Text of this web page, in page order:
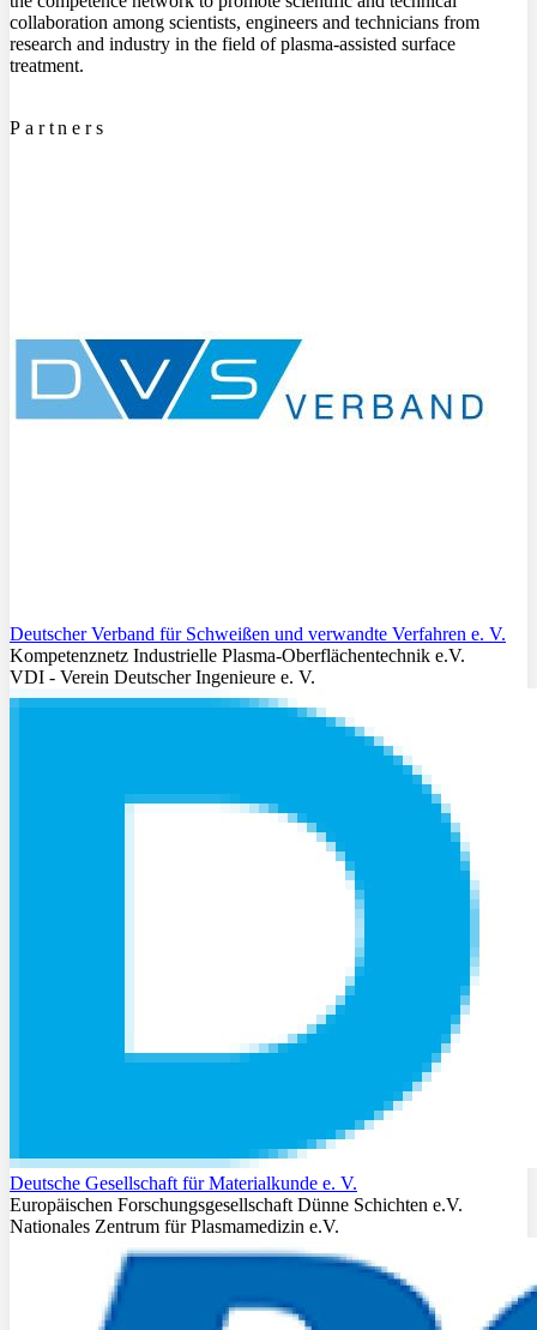
collaboration among scientists, engineers and technicians from
research and industry in the field of plasma-assisted surface
treatment.
Partners
Deutscher Verband für Schweißen und verwandte Verfahren e. V.
Kompetenznetz Industrielle Plasma-Oberflächentechnik e.V.
VDI - Verein Deutscher Ingenieure e. V.
Deutsche Gesellschaft für Materialkunde e. V.
Europäischen Forschungsgesellschaft Dünne Schichten e.V.
Nationales Zentrum für Plasmamedizin e.V.